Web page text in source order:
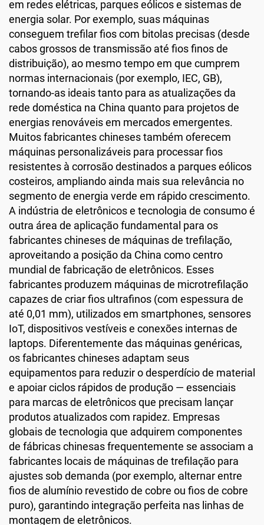
em redes elétricas, parques eólicos e sistemas de
energia solar. Por exemplo, suas máquinas
conseguem trefilar fios com bitolas precisas (desde
cabos grossos de transmissão até fios finos de
distribuição), ao mesmo tempo em que cumprem
normas internacionais (por exemplo, IEC, GB),
tornando-as ideais tanto para as atualizações da
rede doméstica na China quanto para projetos de
energias renováveis em mercados emergentes.
Muitos fabricantes chineses também oferecem
máquinas personalizáveis para processar fios
resistentes à corrosão destinados a parques eólicos
costeiros, ampliando ainda mais sua relevância no
segmento de energia verde em rápido crescimento.
A indústria de eletrônicos e tecnologia de consumo é
outra área de aplicação fundamental para os
fabricantes chineses de máquinas de trefilação,
aproveitando a posição da China como centro
mundial de fabricação de eletrônicos. Esses
fabricantes produzem máquinas de microtrefilação
capazes de criar fios ultrafinos (com espessura de
até 0,01 mm), utilizados em smartphones, sensores
IoT, dispositivos vestíveis e conexões internas de
laptops. Diferentemente das máquinas genéricas,
os fabricantes chineses adaptam seus
equipamentos para reduzir o desperdício de material
e apoiar ciclos rápidos de produção — essenciais
para marcas de eletrônicos que precisam lançar
produtos atualizados com rapidez. Empresas
globais de tecnologia que adquirem componentes
de fábricas chinesas frequentemente se associam a
fabricantes locais de máquinas de trefilação para
ajustes sob demanda (por exemplo, alternar entre
fios de alumínio revestido de cobre ou fios de cobre
puro), garantindo integração perfeita nas linhas de
montagem de eletrônicos.